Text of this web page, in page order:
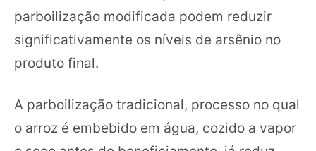
parboilização modificada podem reduzir
significativamente os níveis de arsênio no
produto final.
A parboilização tradicional, processo no qual
o arroz é embebido em água, cozido a vapor